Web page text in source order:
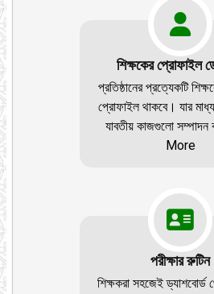
শিক্ষকের প্রোফাইল
প্রতিষ্ঠানের প্রত্যেকটি
প্রোফাইল থাকবে। যার
যাবতীয় কাজগুলো সম্পাদন
More
পরীক্ষার রুটিন
শিক্ষকরা সহজেই ড্যাশবোর্ড